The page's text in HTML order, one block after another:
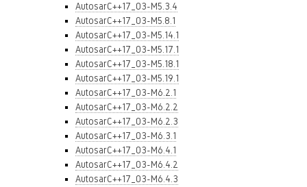
AutosarC++17_03-M5.3.4
AutosarC++17_03-M5.8.1
AutosarC++17_03-M5.14.1
AutosarC++17_03-M5.17.1
AutosarC++17_03-M5.18.1
AutosarC++17_03-M5.19.1
AutosarC++17_03-M6.2.1
AutosarC++17_03-M6.2.2
AutosarC++17_03-M6.2.3
AutosarC++17_03-M6.3.1
AutosarC++17_03-M6.4.1
AutosarC++17_03-M6.4.2
AutosarC++17_03-M6.4.3